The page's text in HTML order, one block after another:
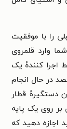
را با موفقیت
وارد قلمروی
اجرا کنندهٔ یک
در حال انجام
دستگیرهٔ قطار
بر روی یک پایه
اجازه دهید که